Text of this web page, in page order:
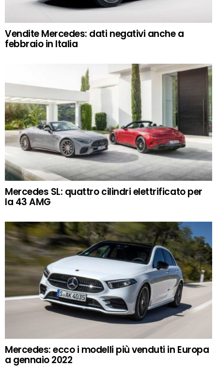
Vendite Mercedes: dati negativi anche a
febbraio in Italia
Mercedes SL: quattro cilindri elettrificato per
la 43 AMG
Mercedes: ecco i modelli più venduti in Europa
a gennaio 2022